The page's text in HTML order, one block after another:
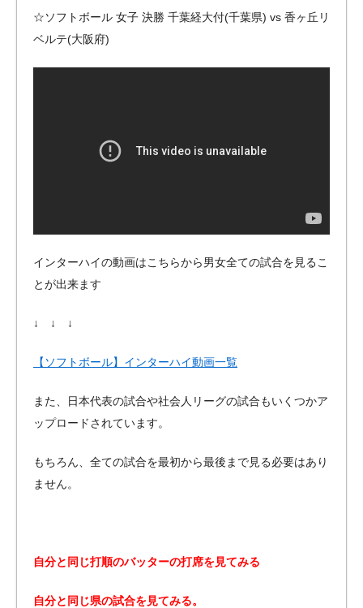
☆ソフトボール 女子 決勝 千葉経大付(千葉県) vs 香ヶ丘リ
ベルテ(大阪府)
インターハイの動画はこちらから男女全ての試合を見るこ
とが出来ます
↓ ↓ ↓
【ソフトボール】インターハイ動画一覧
また、日本代表の試合や社会人リーグの試合もいくつかア
ップロードされています。
もちろん、全ての試合を最初から最後まで見る必要はあり
ません。
自分と同じ打順のバッターの打席を見てみる
自分と同じ県の試合を見てみる。